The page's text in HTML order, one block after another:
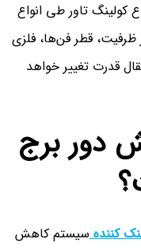
کولینگ تاور طی انواع
ظرفیت، قطر فن‌ها، فلزی
قدرت تغییر خواهد
دور برج
کنندهسیستم کاهش